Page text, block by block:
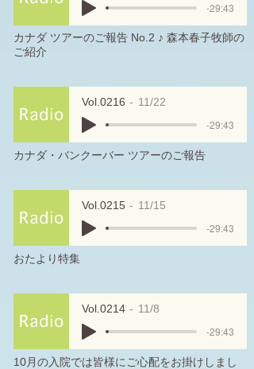
-29:43
カナダ ツアーのご報告 No.2 ♪ 森本春子牧師の
ご紹介
Vol.0216 11/22
-29:43
カナダ・バンクーバー ツアーのご報告
Vol.0215 11/15
-29:43
おたより特集
Vol.0214 11/8
-29:43
10月の入院では皆様にご心配をお掛けしまし